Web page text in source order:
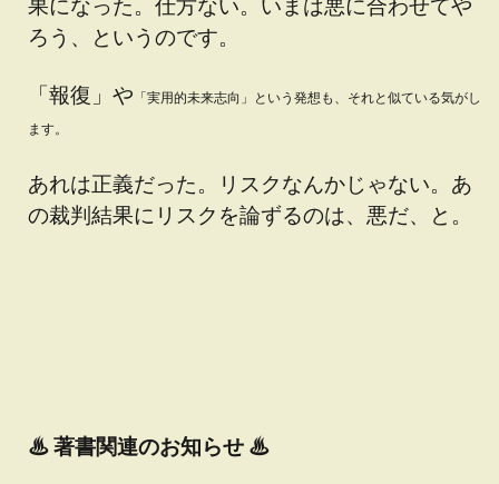
ろう、というのです。
「報復」や 「実用的未来志向」 という発想も、それと似ている気がし
ます。
あれは正義だった。リスクなんかじゃない。あ
の裁判結果にリスクを論ずるのは、悪だ、と。
♨著書関連のお知らせ ♨